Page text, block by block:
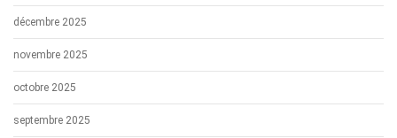
décembre 2025
novembre 2025
octobre 2025
septembre 2025